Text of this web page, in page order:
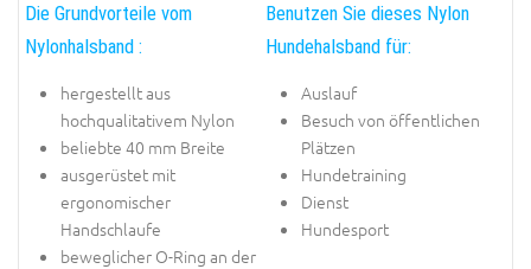
Die Grundvorteile vom
Nylonhalsband :
hergestellt aus
hochqualitativem Nylon
beliebte 40 mm Breite
ausgerüstet mit
ergonomischer
Handschlaufe
beweglicher O-Ring an der
Benutzen Sie dieses Nylon
Hundehalsband für:
Auslauf
Besuch von öffentlichen
Plätzen
Hundetraining
Dienst
Hundesport